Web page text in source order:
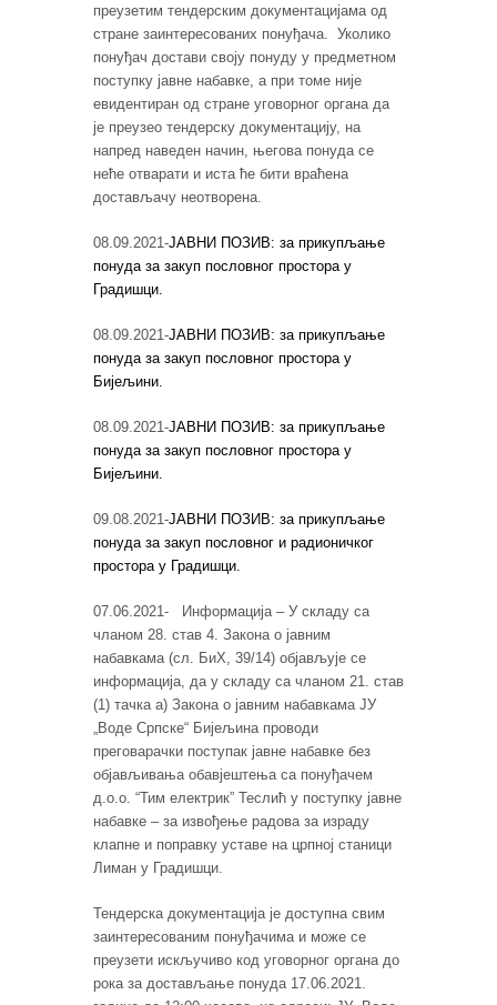
преузетим тендерским документацијама од
стране заинтересованих понуђача. Уколико
понуђач достави своју понуду у предметном
поступку јавне набавке, а при томе није
евидентиран од стране уговорног органа да
је преузео тендерску документацију, на
напред наведен начин, његова понуда се
неће отварати и иста ће бити враћена
достављачу неотворена.
08.09.2021-ЈАВНИ ПОЗИВ: за прикупљање
понуда за закуп пословног простора у
Градишци.
08.09.2021-ЈАВНИ ПОЗИВ: за прикупљање
понуда за закуп пословног простора у
Бијељини.
08.09.2021-ЈАВНИ ПОЗИВ: за прикупљање
понуда за закуп пословног простора у
Бијељини.
09.08.2021-ЈАВНИ ПОЗИВ: за прикупљање
понуда за закуп пословног и радионичког
простора у Градишци.
07.06.2021- Информација – У складу са
чланом 28. став 4. Закона о јавним
набавкама (сл. БиХ, 39/14) објављује се
информација, да у складу са чланом 21. став
(1) тачка а) Закона о јавним набавкама ЈУ
„Воде Српске“ Бијељина проводи
преговарачки поступак јавне набавке без
објављивања обавјештења са понуђачем
д.о.о. “Тим електрик” Теслић у поступку јавне
набавке – за извођење радова за израду
клапне и поправку уставе на црпној станици
Лиман у Градишци.
Тендерска документација је доступна свим
заинтересованим понуђачима и може се
преузети искључиво код уговорног органа до
рока за достављање понуда 17.06.2021.